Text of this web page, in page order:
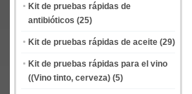
Kit de pruebas rápidas de
antibióticos (25)
Kit de pruebas rápidas de aceite (29)
Kit de pruebas rápidas para el vino
((Vino tinto, cerveza) (5)